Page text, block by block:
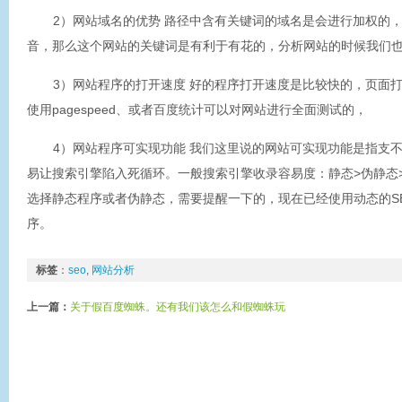
2）网站域名的优势 路径中含有关键词的域名是会进行加权的
音，那么这个网站的关键词是有利于有花的，分析网站的时候我们
3）网站程序的打开速度 好的程序打开速度是比较快的，页面
使用pagespeed、或者百度统计可以对网站进行全面测试的，
4）网站程序可实现功能 我们这里说的网站可实现功能是指支
易让搜索引擎陷入死循环。一般搜索引擎收录容易度：静态>伪静
选择静态程序或者伪静态，需要提醒一下的，现在已经使用动态的
序。
标签 ： seo, 网站分析
上一篇： 关于假百度蜘蛛。还有我们该怎么和假蜘蛛玩